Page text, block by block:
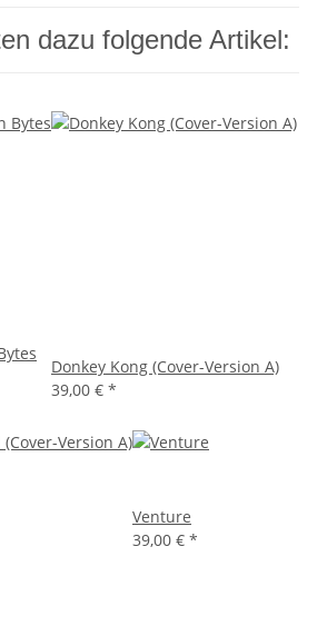
dazu folgende Artikel:
Donkey Kong (Cover-Version A)
39,00 € *
Venture
39,00 € *